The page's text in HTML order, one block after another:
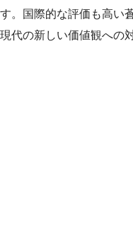
す。国際的な評価も高い
現代の新しい価値観への